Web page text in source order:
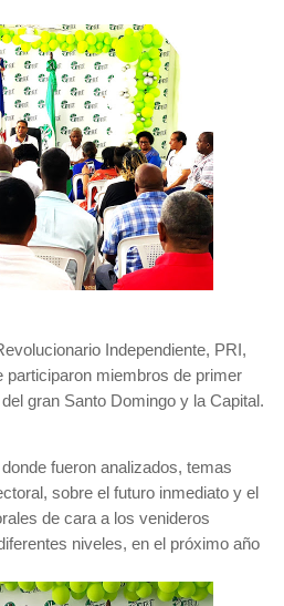
Independiente, PRI,
participaron miembros de primer
gran Santo Domingo y la Capital.
fueron analizados, temas
sobre el futuro inmediato y el
de cara a los venideros
niveles, en el próximo año